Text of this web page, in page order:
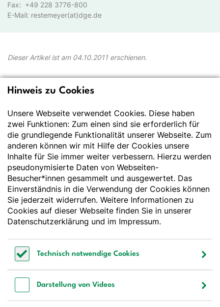
Fax: +49 228 3776-800
E-Mail: restemeyer(at)dge.de
Dieser Artikel ist am 04.10.2011 erschienen.
für Ernährung e.V.
Der Wissenschaft verpflichtet - Ihre Partnerin für
Essen und Trinken
Deutsche Gesellschaft für Ernährung e. V.
Godesberger Allee 136
53175 Bonn
Tel:+49 228 3776-600
Fax:
+49 228 3776-800
webmaster@dge.de
[socialLinksTitle]
BlueskyLinkedIn
Bestellen Sie unseren Newsletter
Hinweis zu Cookies
Unsere Webseite verwendet Cookies. Diese haben
zwei Funktionen: Zum einen sind sie erforderlich für
die grundlegende Funktionalität unserer Webseite. Zum
anderen können wir mit Hilfe der Cookies unsere
Inhalte für Sie immer weiter verbessern. Hierzu werden
pseudonymisierte Daten von Webseiten-
Besucher*innen gesammelt und ausgewertet. Das
Einverständnis in die Verwendung der Cookies können
Sie jederzeit widerrufen. Weitere Informationen zu
Cookies auf dieser Webseite finden Sie in unserer
Datenschutzerklärung und im Impressum.
Technisch notwendige Cookies
Darstellung von Videos